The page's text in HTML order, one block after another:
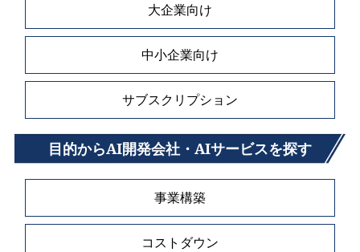
大企業向け
中小企業向け
サブスクリプション
目的からAI開発会社・AIサービスを探す
事業構築
コストダウン